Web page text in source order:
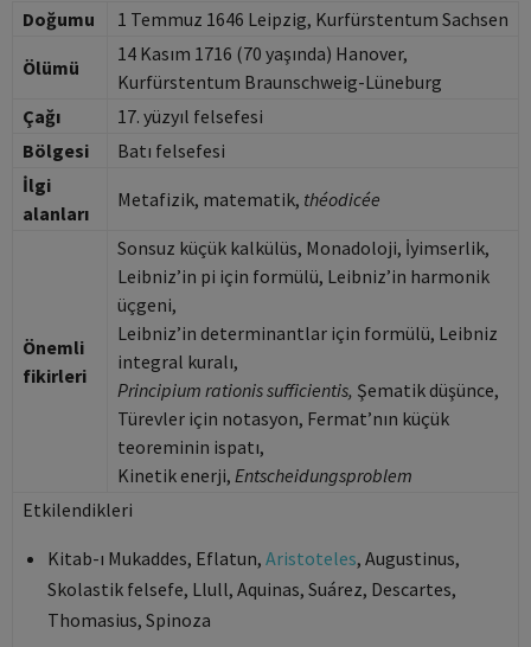
Doğumu 1 Temmuz 1646 Leipzig, Kurfürstentum Sachsen
Ölümü
14 Kasım 1716 (70 yaşında) Hanover,
Kurfürstentum Braunschweig-Lüneburg
Çağı
17. yüzyıl felsefesi
Bölgesi
Batı felsefesi
İlgi
alanları
Metafizik, matematik, théodicée
Önemli
fikirleri
Sonsuz küçük kalkülüs, Monadoloji, İyimserlik,
Leibniz’in pi için formülü, Leibniz’in harmonik
üçgeni,
Leibniz’in determinantlar için formülü, Leibniz
integral kuralı,
Principium rationis sufficientis, Şematik düşünce,
Türevler için notasyon, Fermat’nın küçük
teoreminin ispatı,
Kinetik enerji, Entscheidungsproblem
Etkilendikleri
Kitab-ı Mukaddes, Eflatun, Aristoteles, Augustinus,
Skolastik felsefe, Llull, Aquinas, Suárez, Descartes,
Thomasius, Spinoza